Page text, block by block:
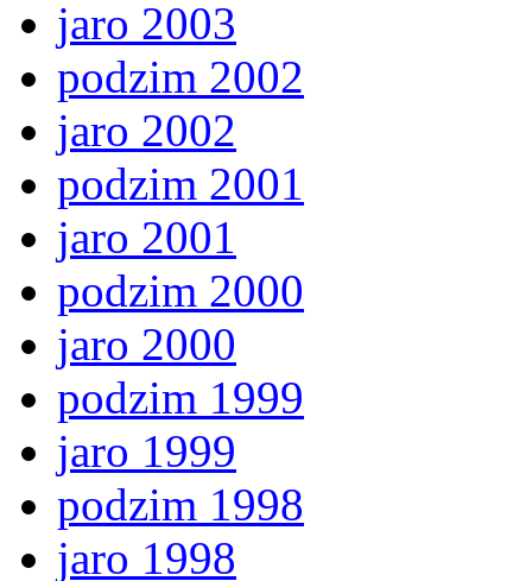
jaro 2003
podzim 2002
jaro 2002
podzim 2001
jaro 2001
podzim 2000
jaro 2000
podzim 1999
jaro 1999
podzim 1998
jaro 1998